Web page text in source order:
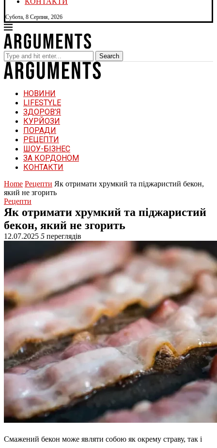
Субота, 8 Серпня, 2026
Search
НОВИНИ
LIFESTYLE
ЗДОРОВ’Я
КУРЙОЗИ
ПОРАДИ
РЕЦЕПТИ
ШОУ-БІЗНЕС
ЗА КОРДОНОМ
КОНТАКТИ
Home Рецепти Як отримати хрумкий та піджаристий бекон,
який не згорить
Рецепти
Як отримати хрумкий та піджаристий
бекон, який не згорить
12.07.2025 5 переглядів
Смажений бекон може являти собою як окрему страву, так і